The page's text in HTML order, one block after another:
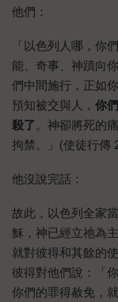
他們：
「以色列人哪，你
能、奇事、神蹟向
們中間施行，正如
預知被交與人， 你
殺了。神卻將死的
拘禁。」(使徒行傳
他沒說完話：
故此，以色列全家
穌，神已經立祂為
就對彼得和其餘的
彼得對他們說：「
你們的罪得赦免，